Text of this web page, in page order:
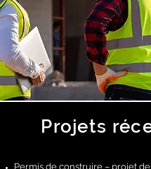
Projets
Permis de construire – projet